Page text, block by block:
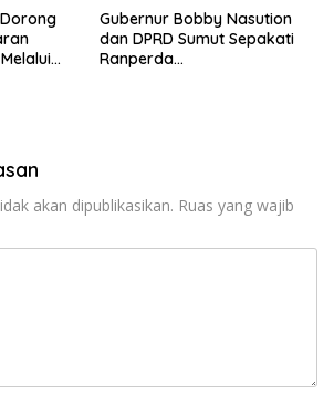
Gubernur Bobby Nasution
dan DPRD Sumut Sepakati
Ranperda
akan dipublikasikan. Ruas yang wajib